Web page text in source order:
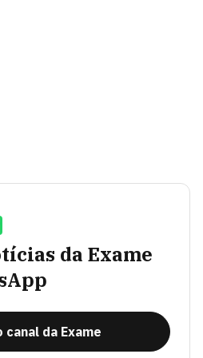
da Exame
canal da Exame